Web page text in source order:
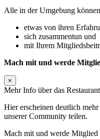
Alle in der Umgebung
etwas von ihren
sich zusammentun und
mit Ihrem
Mach mit und werde
×
Mehr Info über das Restaurant
Hier erscheinen deutlich
unserer Community teilen.
Mach mit und werde Mitglied